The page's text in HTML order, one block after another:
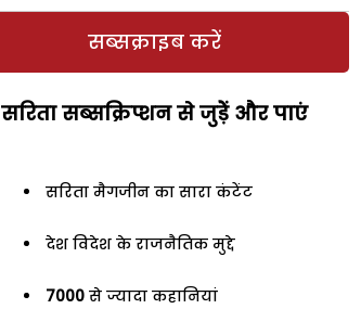
सब्सक्राइब करें
सरिता सब्सक्रिप्शन से जुड़ेें और पाएं
सरिता मैगजीन का सारा कंटेंट
देश विदेश के राजनैतिक मुद्दे
7000 से ज्यादा कहानियां